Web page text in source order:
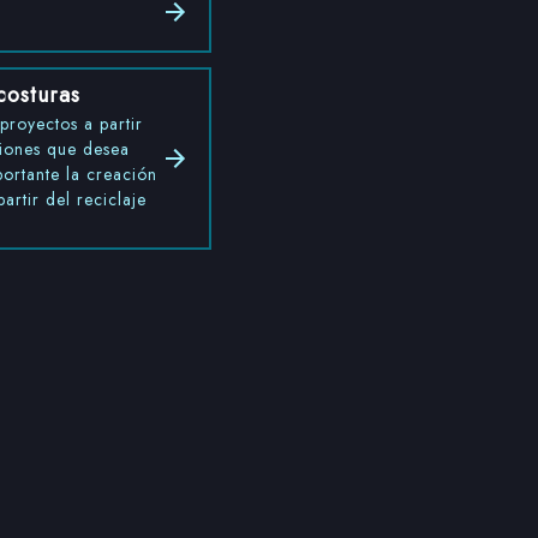
a partir
que desea
la creación
del reciclaje